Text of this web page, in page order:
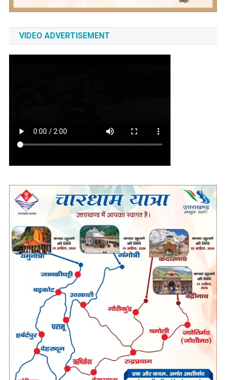
VIDEO ADVERTISEMENT